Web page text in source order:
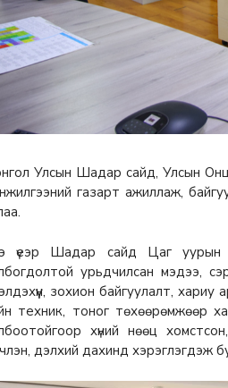
Улсын Шадар сайд, Улсын
газарт ажиллаж,
үеэр Шадар сайд Цаг уурын
урьдчилсан мэдээ,
зохион байгуулалт,
техник, тоног төхөөрөмжөөр
хүний нөөц
дэлхий дахинд